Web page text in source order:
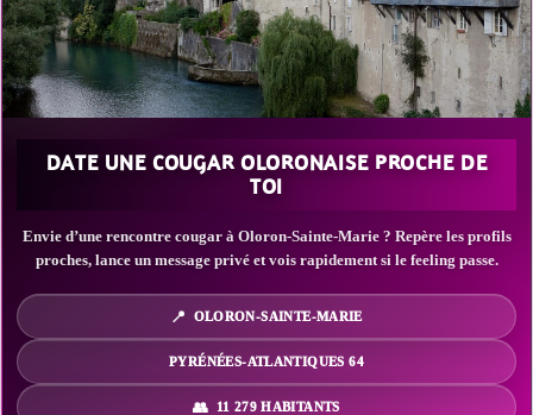
DATE UNE COUGAR OLORONAISE PROCHE DE
TOI
Envie d’une rencontre cougar à Oloron-Sainte-Marie ? Repère les profils
proches, lance un message privé et vois rapidement si le feeling passe.
OLORON-SAINTE-MARIE
PYRÉNÉES-ATLANTIQUES 64
11 279 HABITANTS